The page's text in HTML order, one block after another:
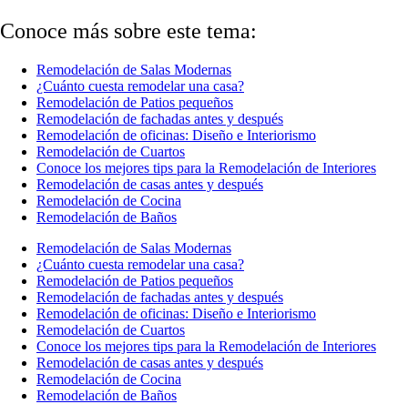
Conoce más sobre este tema:
Remodelación de Salas Modernas
¿Cuánto cuesta remodelar una casa?
Remodelación de Patios pequeños
Remodelación de fachadas antes y después
Remodelación de oficinas: Diseño e Interiorismo
Remodelación de Cuartos
Conoce los mejores tips para la Remodelación de Interiores
Remodelación de casas antes y después
Remodelación de Cocina
Remodelación de Baños
Remodelación de Salas Modernas
¿Cuánto cuesta remodelar una casa?
Remodelación de Patios pequeños
Remodelación de fachadas antes y después
Remodelación de oficinas: Diseño e Interiorismo
Remodelación de Cuartos
Conoce los mejores tips para la Remodelación de Interiores
Remodelación de casas antes y después
Remodelación de Cocina
Remodelación de Baños